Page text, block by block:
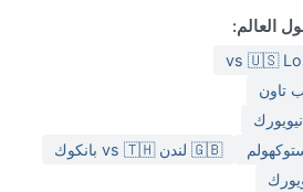
العالم:
🇬🇧 لندن vs 🇹🇭 بانكوك